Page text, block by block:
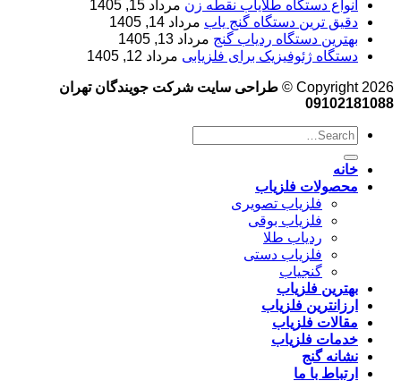
انواع دستگاه طلایاب نقطه زن مرداد 15, 1405
دقیق ترین دستگاه گنج یاب مرداد 14, 1405
بهترین دستگاه ردیاب گنج مرداد 13, 1405
دستگاه ژئوفیزیک برای فلزیابی مرداد 12, 1405
Copyright 2026 ©
طراحی سایت شرکت جویندگان تهران
09102181088
خانه
محصولات فلزیاب
فلزیاب تصویری
فلزیاب بوقی
ردیاب طلا
فلزیاب دستی
گنجیاب
بهترین فلزیاب
ارزانترین فلزیاب
مقالات فلزیاب
خدمات فلزیاب
نشانه گنج
ارتباط با ما